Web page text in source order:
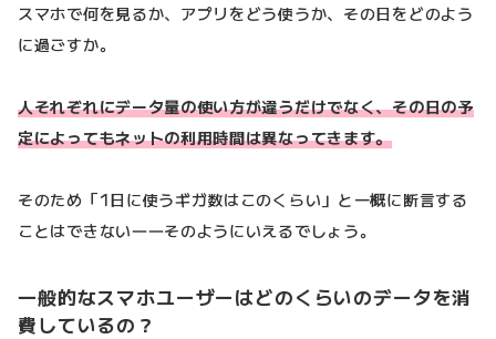
スマホで何を見るか、アプリをどう使うか、その日をどのよう
に過ごすか。
人それぞれにデータ量の使い方が違うだけでなく、その日の予
定によってもネットの利用時間は異なってきます。
そのため「1日に使うギガ数はこのくらい」と一概に断言する
ことはできない――そのようにいえるでしょう。
一般的なスマホユーザーはどのくらいのデータを消
費しているの？